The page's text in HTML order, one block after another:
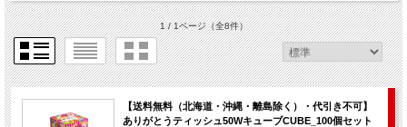
1 / 1ページ（全8件）
【送料無料（北海道・沖縄・離島除く）・代引き不可】
ありがとうティッシュ50WキューブCUBE_100個セット